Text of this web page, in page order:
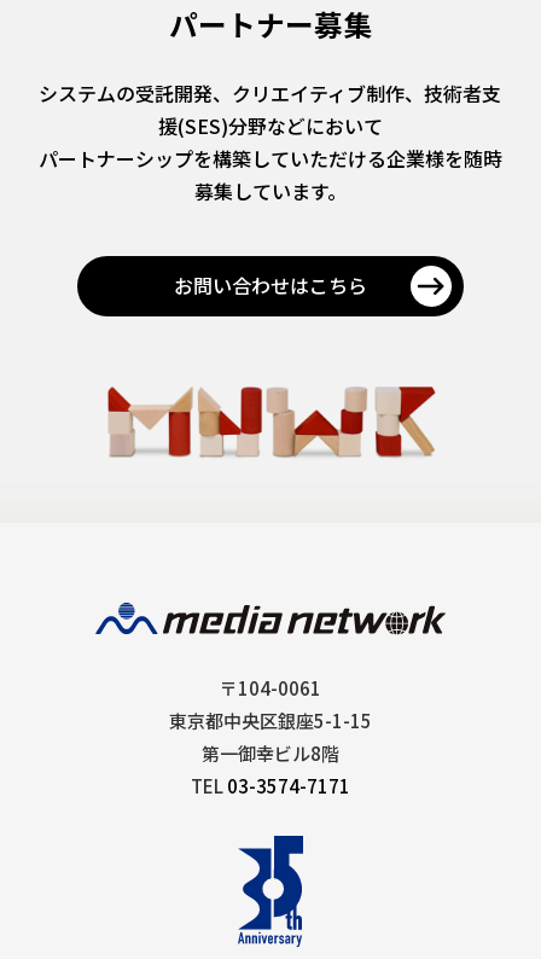
パートナー募集
システムの受託開発、クリエイティブ制作、技術者支
援(SES)分野などにおいて
パートナーシップを構築していただける企業様を随時
募集しています。
お問い合わせはこちら
〒104-0061
東京都中央区銀座5-1-15
第一御幸ビル8階
TEL03-3574-7171